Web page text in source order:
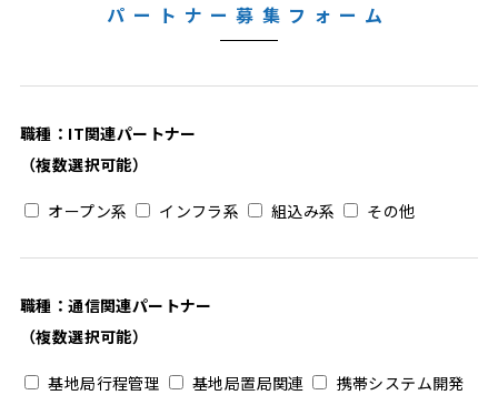
パートナー募集フォーム
職種：IT関連パートナー
（複数選択可能）
オープン系 インフラ系 組込み系 その他
職種：通信関連パートナー
（複数選択可能）
基地局行程管理 基地局置局関連
携帯システム開発